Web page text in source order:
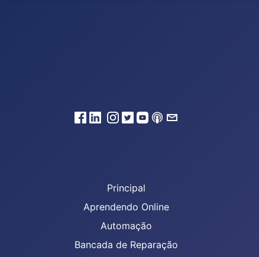
Principal
Aprendendo Online
Automação
Bancada de Reparação